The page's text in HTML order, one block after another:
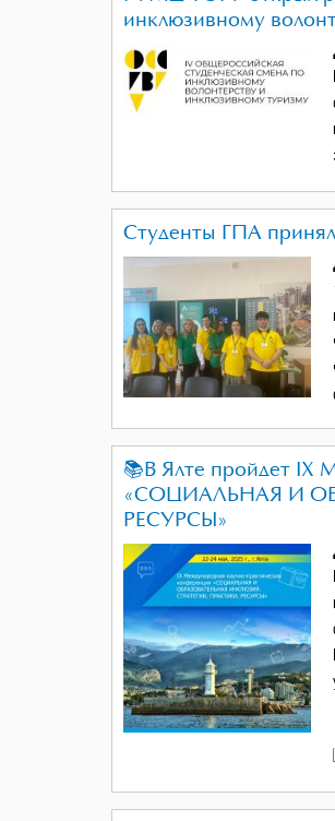
инклюзивному
Студенты ГПА
📚В Ялте пройдет IX
«СОЦИАЛЬНАЯ И
РЕСУРСЫ»